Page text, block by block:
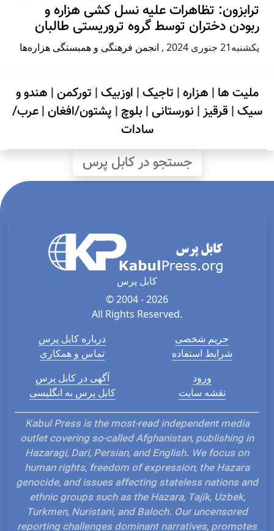
ترابزون: تظاهرات علیه نسل کشی هزاره و
ربودن دختران توسط گروه تروریستی طالبان
يكشنبه21 جنوری 2024 , انجمن فرهنگی و همبستگی هزاره‌ها
ملیت ها | هزاره| تاجیک| اوزبیک| تورکمن| هندو و
سیک| قرقیز| نورستانی| بلوچ | پشتون/افغان|عرب/
سادات
جستجو در کابل پرس
کابل پرس
© 2004 - 2026
All Rights Reserved.
درباره کابل پرس
تماس و همکاری
حریم شخصی
شرایط استفاده
آگهی در کابل پرس
کابل پرس به انگلیسی
ورود
نقشه سایت
Kabul Press is the most-read independent media
outlet covering so-called Afghanistan, publishing in
Hazaragi, Dari, Persian, and English. We focus on
human rights, freedom of expression, the Hazara
genocide, and issues affecting stateless nations and
ethnic groups such as the Hazara, Tajik, Uzbek,
Turkmen, Nuristani, and Baloch. Our uncensored
reporting challenges dominant narratives, promotes